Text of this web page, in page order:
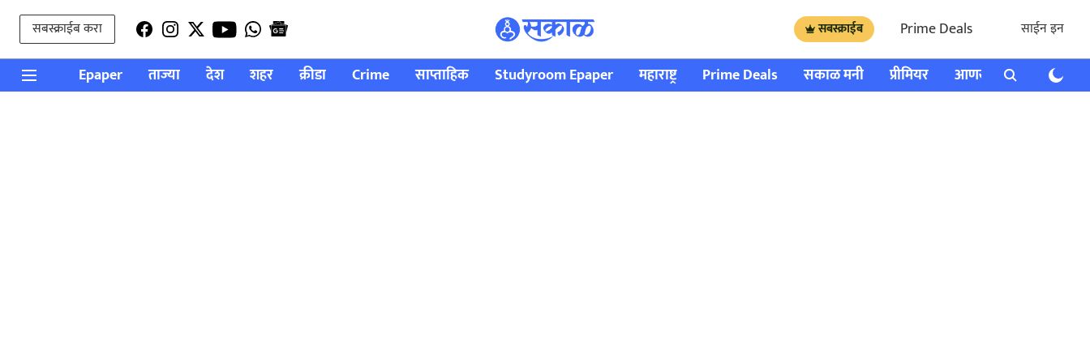
सबस्क्राईब करा सबस्क्राईब Prime Deals साईन इन
Epaper ताज्या देश शहर क्रीडा Crime साप्ताहिक Studyroom Epaper महाराष्ट्र Prime Deals सकाळ मनी प्रीमियर आणखी राशी भविष्य